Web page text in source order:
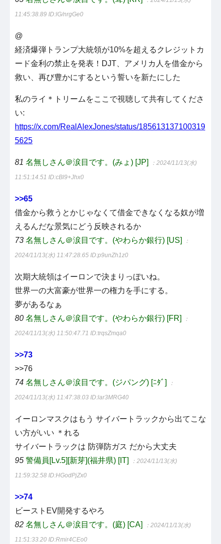
11:45:38.89 ID:lG/nrgGe0
@
経済爆弾トランプ大統領が10%を超えるクレジットカ
ード金利の禁止を発表！DJT、アメリカ人を借金から
救い、再び豊かにするという誓いを新たにした
私のライ＊トリームをここで視聴して共有してくださ
い:
https://x.com/RealAlexJones/status/185613137100319
5625
81 名無しさん＠涙目です。(みょ) [JP] ：2024/11/13(水)
11:51:14.51 ID:cBl9+Jhx0
>>65
借金から救うとかじゃなくて借金できなくなる奴が増
えるんだな景気にどう反映されるか
73 名無しさん＠涙目です。(やわらか銀行) [US] ：
2024/11/13(水) 11:47:28.65 ID:p9unZh1z0
次期大統領はイーロンで決まりっぽいね。
世界一の大富豪が世界一の権力を手にする。
夢があるなぁ
80 名無しさん＠涙目です。(やわらか銀行) [FR] ：
2024/11/13(水) 11:50:47.71 ID:trqsZmqa0
>>73
>>76
74 名無しさん＠涙目です。(ジパング) [ﾆﾀﾞ] ：
2024/11/13(水) 11:47:38.03 ID:lar3MRG40
イーロンマスクはもう サイバートラックから出てこな
い方がいい ＊れる
サイバートラックは 防弾防ガス だから大丈夫
95 警備員[Lv.5][新芽](福井県) [IT] ：2024/11/13(水)
11:59:32.58 ID:HGodPjZx0
>>74
ビーストEV開発するやろ
82 名無しさん＠涙目です。(庭) [CA] ：2024/11/13(水)
11:51:33.20 ID:Rmir4CEo0